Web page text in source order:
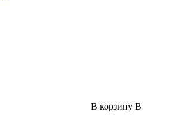
В корзину В